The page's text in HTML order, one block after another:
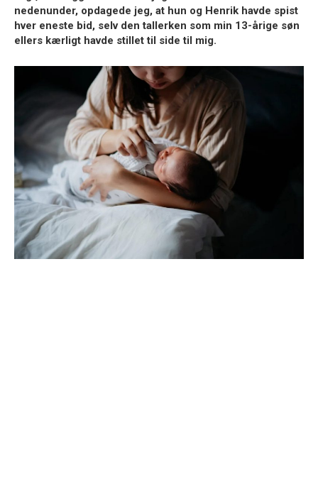
nedenunder, opdagede jeg, at hun og Henrik havde spist
hver eneste bid, selv den tallerken som min 13-årige søn
ellers kærligt havde stillet til side til mig.